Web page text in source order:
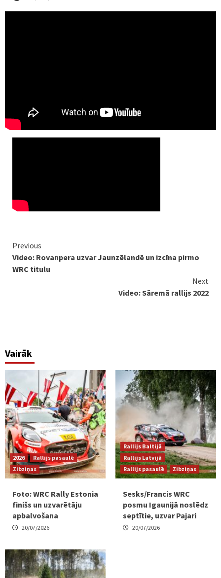
Continue
Reading
Previous
Video: Rovanpera uzvar Jaunzēlandē un izcīna pirmo
WRC titulu
Next
Video: Sāremā rallijs 2022
Vairāk
2026
Rallijs pasaulē
Zibziņas
Foto: WRC Rally Estonia
finišs un uzvarētāju
apbalvošana
20/07/2026
Rallijs Baltijā
Rallijs Latvijā
Rallijs pasaulē
Zibziņas
Sesks/Francis WRC
posmu Igaunijā noslēdz
septītie, uzvar Pajari
20/07/2026